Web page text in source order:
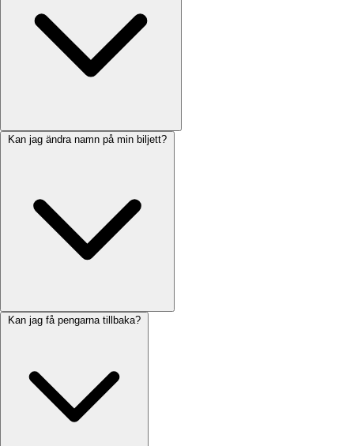
Kan jag ändra namn på min biljett?
Kan jag få pengarna tillbaka?